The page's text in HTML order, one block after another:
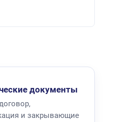
документы
и закрывающие